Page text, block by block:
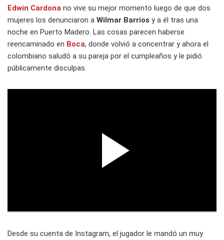
Edwin Cardona no vive su mejor momento luego de que dos
mujeres los denunciaron a Wilmar Barrios y a él tras una
noche en Puerto Madero. Las cosas parecen haberse
reencaminado en Boca, donde volvió a concentrar y ahora el
colombiano saludó a su pareja por el cumpleaños y le pidió
públicamente disculpas.
Desde su cuenta de Instagram, el jugador le mandó un muy